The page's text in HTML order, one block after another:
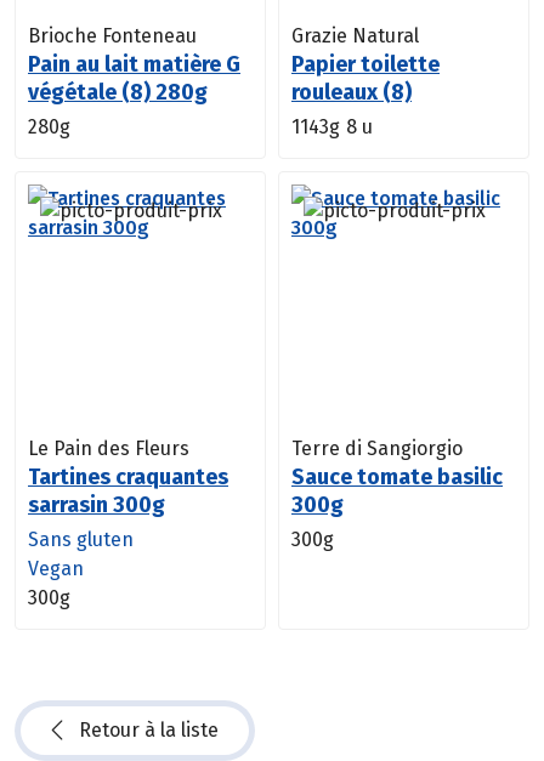
Brioche Fonteneau
Pain au lait matière G
végétale (8) 280g
280g
Grazie Natural
Papier toilette
rouleaux (8)
1143g 8 u
Le Pain des Fleurs
Tartines craquantes
sarrasin 300g
Sans gluten
Vegan
300g
Terre di Sangiorgio
Sauce tomate basilic
300g
300g
Retour à la liste